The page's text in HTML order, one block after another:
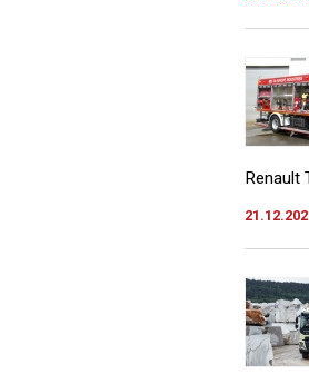
Renault